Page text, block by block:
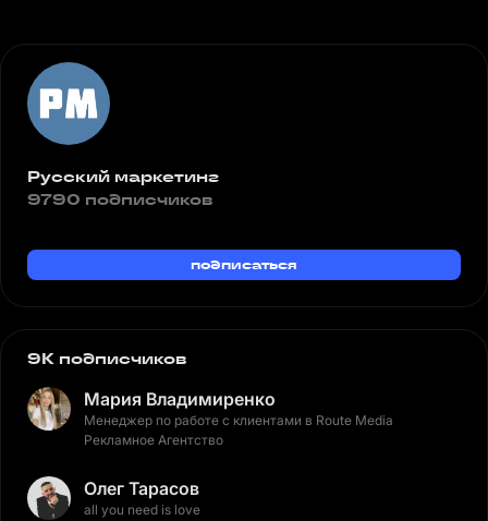
Русский маркетинг
9790 подписчиков
подписаться
9K подписчиков
Мария Владимиренко
Менеджер по работе с клиентами в Route Media
Рекламное Агентство
Олег Тарасов
all you need is love